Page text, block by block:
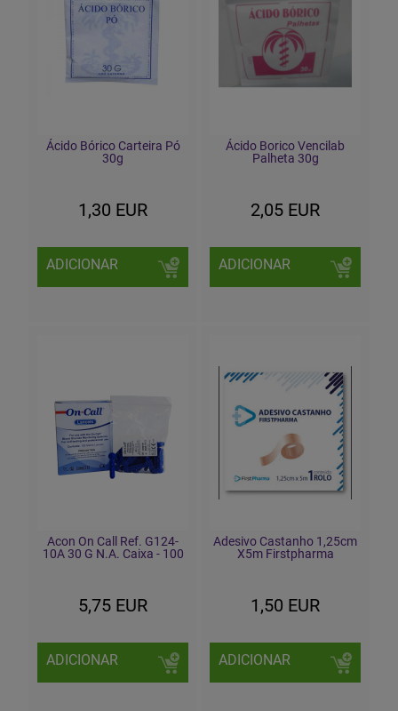
Ácido Bórico Carteira Pó
30g
1,30 EUR
ADICIONAR
Ácido Borico Vencilab
Palheta 30g
2,05 EUR
ADICIONAR
Acon On Call Ref. G124-
10A 30 G N.A. Caixa - 100
5,75 EUR
ADICIONAR
Adesivo Castanho 1,25cm
X5m Firstpharma
1,50 EUR
ADICIONAR